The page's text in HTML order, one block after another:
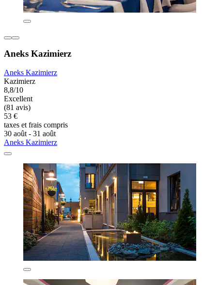
Aneks Kazimierz
Aneks Kazimierz
Kazimierz
8,8/10
Excellent
(81 avis)
53 €
taxes et frais compris
30 août - 31 août
Aneks Kazimierz